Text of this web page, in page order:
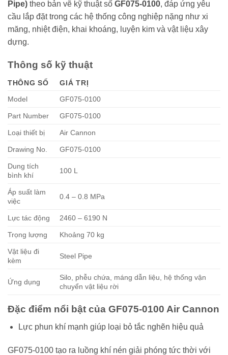
Pipe) theo bản vẽ kỹ thuật số GF075-0100, đáp ứng yêu
cầu lắp đặt trong các hệ thống công nghiệp nặng như xi
măng, nhiệt điện, khai khoáng, luyện kim và vật liệu xây
dựng.
Thông số kỹ thuật
THÔNG SỐ
GIÁ TRỊ
Model
GF075-0100
Part Number GF075-0100
Loại thiết bị Air Cannon
Drawing No. GF075-0100
Dung tích
bình khí
100 L
Áp suất làm
việc
0.4 – 0.8 MPa
Lực tác động 2460 – 6190 N
Trọng lượng Khoảng 70 kg
Vật liệu đi
kèm
Steel Pipe
Ứng dụng
Silo, phễu chứa, máng dẫn liệu, hệ thống vận
chuyển vật liệu rời
Đặc điểm nổi bật của GF075-0100 Air Cannon
Lực phun khí mạnh giúp loại bỏ tắc nghẽn hiệu quả
GF075-0100 tạo ra luồng khí nén giải phóng tức thời với